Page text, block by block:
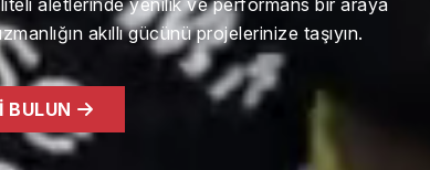
akıllı gücünü projelerinize taşıyın.
BULUN